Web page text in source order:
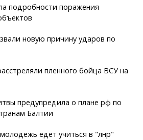
подробности поражения
новую причину ударов по
пленного бойца ВСУ на
предупредила о плане рф по
Балтии
едет учиться в "лнр"